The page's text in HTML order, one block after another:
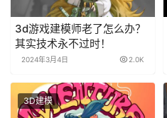
3d游戏建模师老了怎么办？
其实技术永不过时！
2024年3月4日 2.0K
3D建模